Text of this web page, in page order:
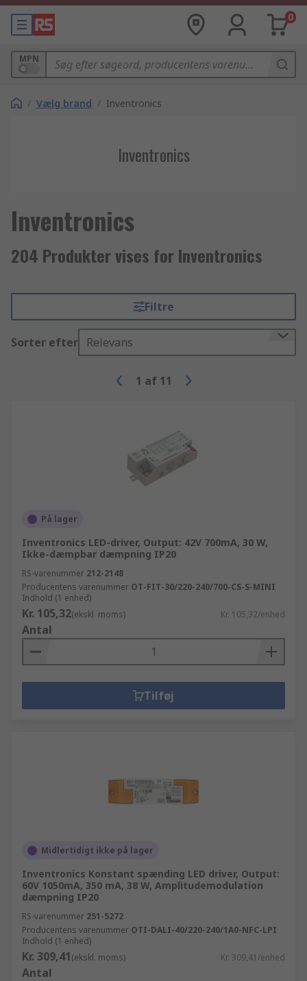
0
MPN
/ Vælg brand / Inventronics
Inventronics
Inventronics
204 Produkter vises for Inventronics
Filtre
Sorter efter Relevans
1 af 11
På lager
Inventronics LED-driver, Output: 42V 700mA, 30 W,
Ikke-dæmpbar dæmpning IP20
RS-varenummer 212-2148
Producentens varenummer OT-FIT-30/220-240/700-CS-S-MINI
Indhold (1 enhed)
Kr. 105,32(ekskl. moms) Kr. 105,32/enhed
Antal
Tilføj
Midlertidigt ikke på lager
Inventronics Konstant spænding LED driver, Output:
60V 1050mA, 350 mA, 38 W, Amplitudemodulation
dæmpning IP20
RS-varenummer 251-5272
Producentens varenummer OTI-DALI-40/220-240/1A0-NFC-LPI
Indhold (1 enhed)
Kr. 309,41(ekskl. moms) Kr. 309,41/enhed
Antal